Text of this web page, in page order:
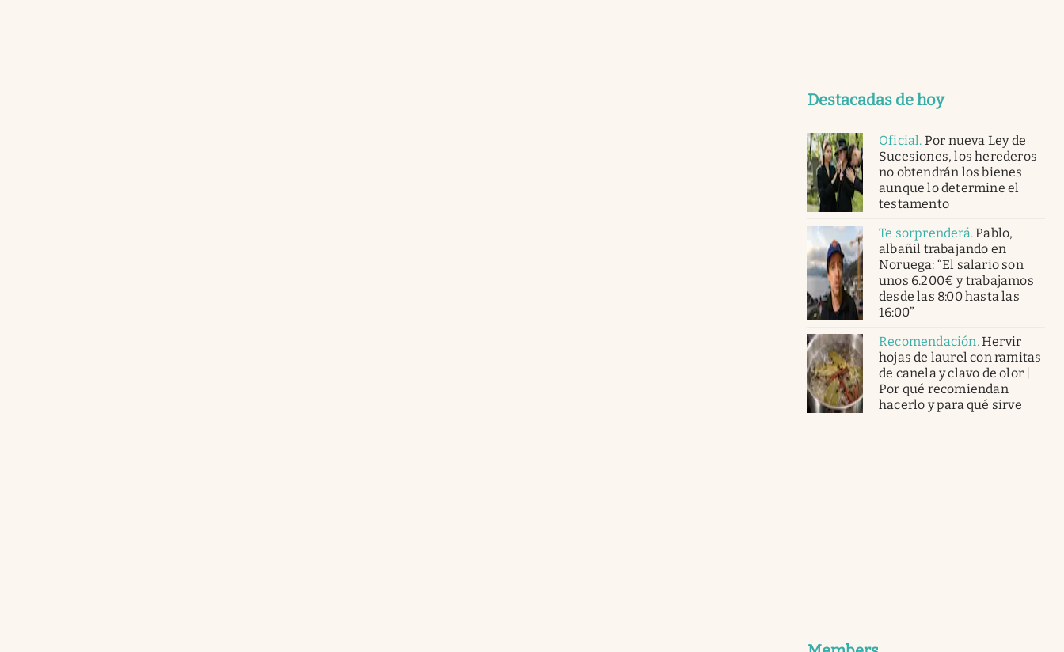
Destacadas de hoy
Oficial. Por nueva Ley de
Sucesiones, los herederos
no obtendrán los bienes
aunque lo determine el
testamento
Te sorprenderá.Pablo,
albañil trabajando en
Noruega: “El salario son
unos 6.200€ y trabajamos
desde las 8:00 hasta las
16:00”
Recomendación.Hervir
hojas de laurel con ramitas
de canela y clavo de olor |
Por qué recomiendan
hacerlo y para qué sirve